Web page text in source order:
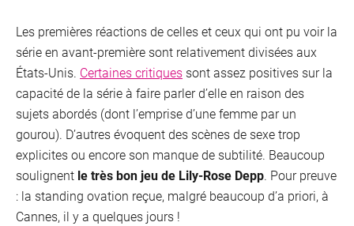
Les premières réactions de celles et ceux qui ont pu voir la
série en avant-première sont relativement divisées aux
États-Unis. Certaines critiques sont assez positives sur la
capacité de la série à faire parler d’elle en raison des
sujets abordés (dont l’emprise d’une femme par un
gourou). D’autres évoquent des scènes de sexe trop
explicites ou encore son manque de subtilité. Beaucoup
soulignent le très bon jeu de Lily-Rose Depp. Pour preuve
: la standing ovation reçue, malgré beaucoup d’a priori, à
Cannes, il y a quelques jours !